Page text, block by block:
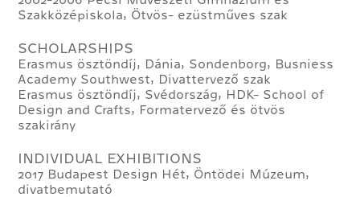
Szakközépiskola, Ötvös- ezüstműves szak
SCHOLARSHIPS
Erasmus ösztöndíj, Dánia, Sondenborg, Busniess
Academy Southwest, Divattervező szak
Erasmus ösztöndíj, Svédország, HDK- School of
Design and Crafts, Formatervező és ötvös
szakirány
INDIVIDUAL EXHIBITIONS
2017 Budapest Design Hét, Öntödei Múzeum,
divatbemutató